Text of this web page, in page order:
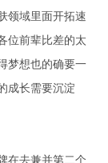
领域里面开拓速
位前辈比差的太
梦想也的确要一
成长需要沉淀
在去兼并第二个